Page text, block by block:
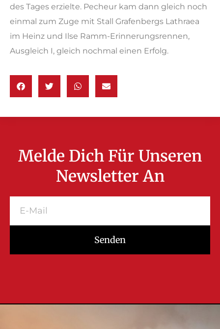
des Tages erzielte. Pecheur kam dann gleich noch
einmal zum Zuge mit Stall Grafenbergs Lathraea
im Heinz und Ilse Ramm-Erinnerungsrennen,
Ausgleich I, gleich nochmal einen Erfolg.
Melde Dich Für Unseren
Newsletter An
Senden